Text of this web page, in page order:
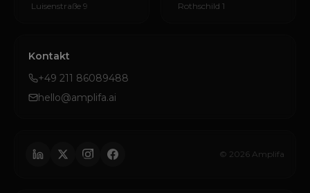
Luisenstraße 9 Rothschild 1
Kontakt
+49 211 86089488
hello@amplifa.ai
© 2026 Amplifa